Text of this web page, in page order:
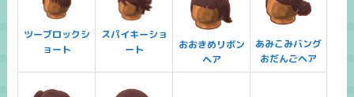
ツーブロックシ
ョート
スパイキーショ
ート
おおきめリボン
ヘア
あみこみバング
おだんごヘア